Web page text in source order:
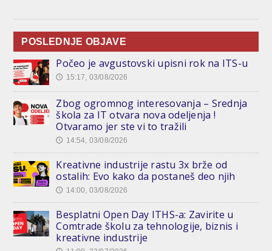
POSLEDNJE OBJAVE
Počeo je avgustovski upisni rok na ITS-u
🕔 15:17, 03/08/2026
Zbog ogromnog interesovanja – Srednja
škola za IT otvara nova odeljenja !
Otvaramo jer ste vi to tražili
🕔 14:54, 03/08/2026
Kreativne industrije rastu 3x brže od
ostalih: Evo kako da postaneš deo njih
🕔 14:00, 03/08/2026
Besplatni Open Day ITHS-a: Zavirite u
Comtrade školu za tehnologije, biznis i
kreativne industrije